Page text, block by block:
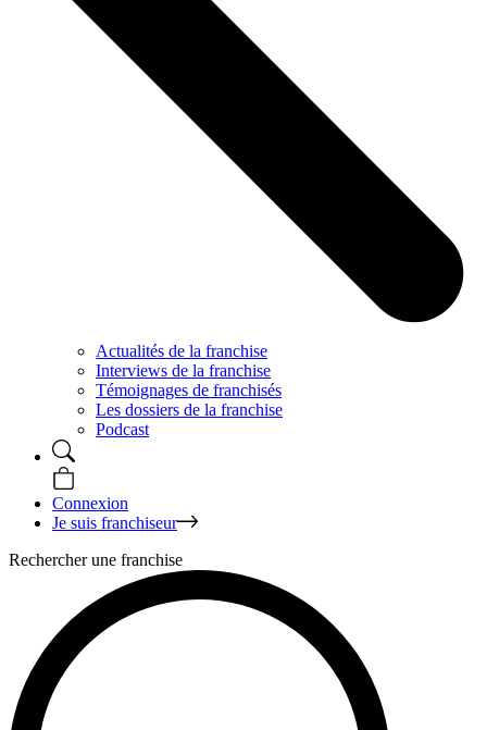
Actualités de la franchise
Interviews de la franchise
Témoignages de franchisés
Les dossiers de la franchise
Podcast
Connexion
Je suis franchiseur
Rechercher une franchise